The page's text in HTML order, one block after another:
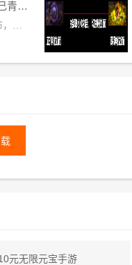
王者荣耀妲己九尾狐皮肤多少钱 妲己青丘九尾皮肤价格介绍
元无限元宝手游